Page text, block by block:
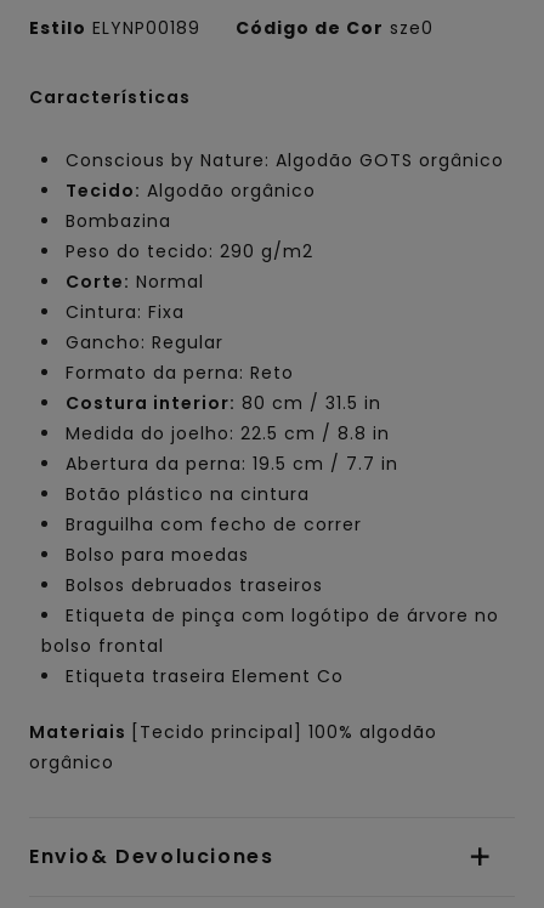
Estilo ELYNP00189 Código de Cor sze0
Características
Conscious by Nature: Algodão GOTS orgânico
Tecido: Algodão orgânico
Bombazina
Peso do tecido: 290 g/m2
Corte: Normal
Cintura: Fixa
Gancho: Regular
Formato da perna: Reto
Costura interior: 80 cm / 31.5 in
Medida do joelho: 22.5 cm / 8.8 in
Abertura da perna: 19.5 cm / 7.7 in
Botão plástico na cintura
Braguilha com fecho de correr
Bolso para moedas
Bolsos debruados traseiros
Etiqueta de pinça com logótipo de árvore no
bolso frontal
Etiqueta traseira Element Co
Materiais
[Tecido principal] 100% algodão
orgânico
Envio& Devoluciones